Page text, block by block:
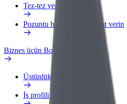
Tez-tez verilən suallar
Pozuntu haqqında məlumat verin
Biznes üçün Bolt
Üstünlüklər
İş profili